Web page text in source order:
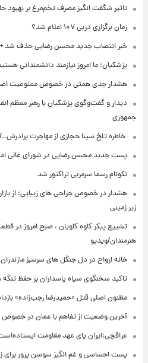
تاثیر شگفت انگیز مصرف تخم‌مرغ بر بهبود
زمان برگزاری دربی ۱۰۷ اعلام شد؟
خبر انتصاب جدید محسن رضایی حذف شد +
پزشکیان: ما امروز نیازمند دانشمندانی
هشدار جدی همتی در خصوص ممنوعیت
دیدار و گفت‌وگوی پزشکیان با رهبر معظم
جمهوری
خاطره تلخ سینا حجازی از مهاجرت برادرش../
پست جدید محسن رضایی در شورای عالی
نکونام رسما سرمربی تراکتور شد
هشدار در خصوص جراحی های زیبایی: از بازار
زیر زمینی
تشییع پیکر کاوه کاویان ، صبح امروز در
هنرمندان/ویدیو
خانه ارواح در دل جنگل های سرسبز مازندران
تاکید سخنگوی سپاه پاسداران بر حفظ تنگه
مظنون اصلی قتل «حمیدرضا رجب‌زاده»
آخرین وضعیت از تفاهم با عمان در خصوص
عراقچی:ایران پای عهد مقاومت
پست احساسی و غم انگیز سوسن پرور برای